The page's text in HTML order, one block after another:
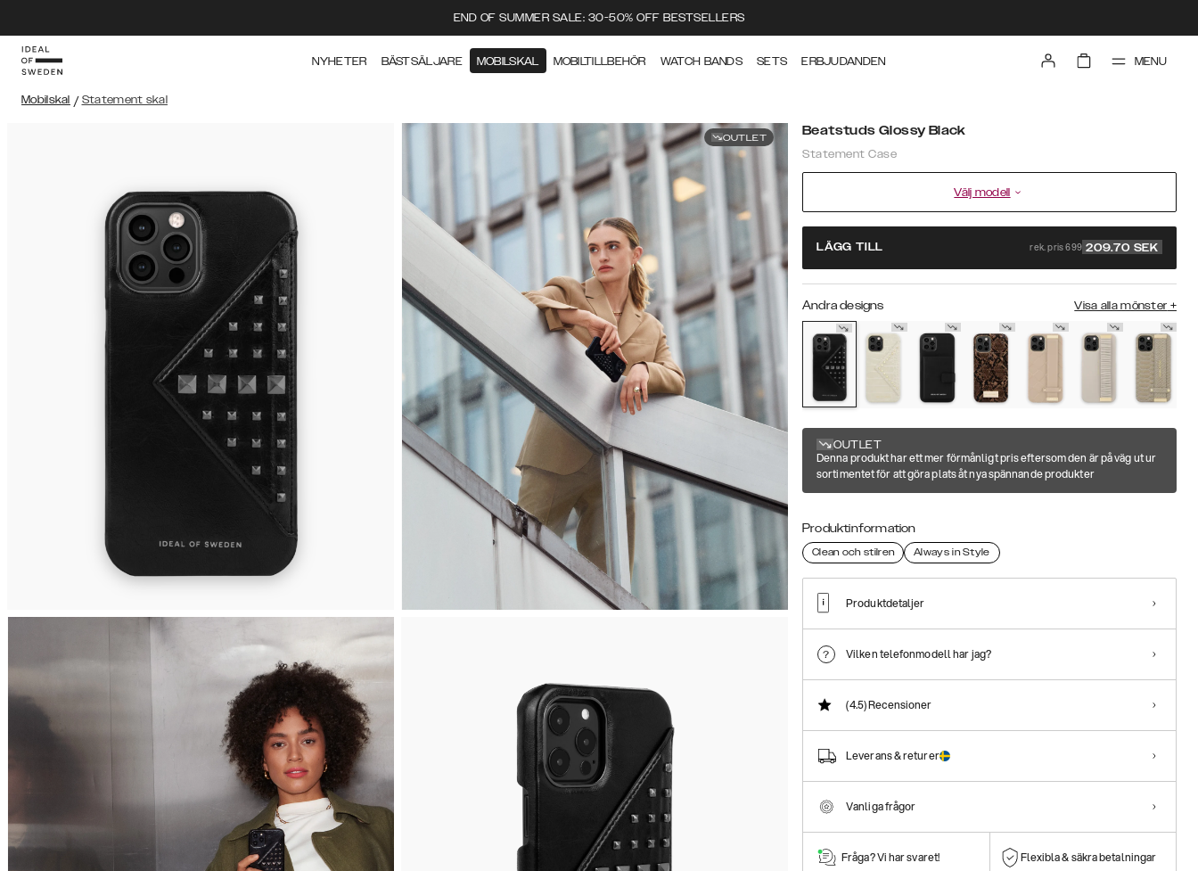
END OF SUMMER SALE: 30-50% OFF BESTSELLERS
NYHETER BÄSTSÄLJARE MOBILSKAL MOBILTILLBEHÖR WATCH BANDS SETS ERBJUDANDEN MENU
Mobilskal / Statement skal
OUTLET Beatstuds Glossy Black
Statement Case
Välj modell
LÄGG TILL rek. pris 699 209.70 SEK
Andra designs Visa alla mönster +
OUTLET
Denna produkt har ett mer förmånligt pris eftersom den är på väg ut ur
sortimentet för att göra plats åt nya spännande produkter
Produktinformation
Clean och stilren Always in Style
Produktdetaljer
Vilken telefonmodell har jag?
(4.5)Recensioner
Leverans & returer
Vanliga frågor
Fråga? Vi har svaret! Flexibla & säkra betalningar